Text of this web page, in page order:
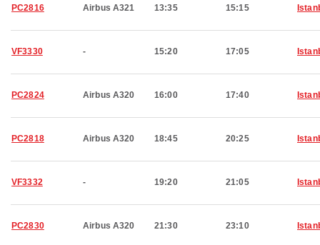
PC2816 Airbus A321 13:35 15:15
VF3330 - 15:20 17:05
PC2824 Airbus A320 16:00 17:40
PC2818 Airbus A320 18:45 20:25
VF3332 - 19:20 21:05
PC2830 Airbus A320 21:30 23:10